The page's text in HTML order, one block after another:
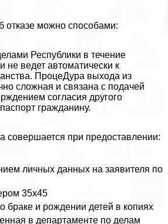
отказе можно способами:
Республики в течение
не ведет автоматически к
ПроцеДypa выхода из
сложная и связана с подачей
согласия другого
гражданину.
совершается при предоставлении:
личных данных на заявителя по
35х45
бpaке и рождении детей в копиях
в департаменте по делам